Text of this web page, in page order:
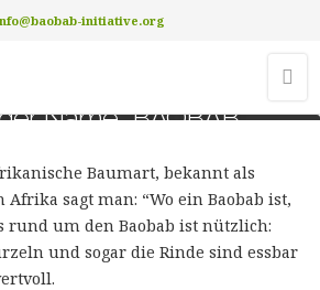
initiative.org
Name “BAOBAB”
Baumart, bekannt als
Afrika sagt man: “Wo ein Baobab ist,
rund um den Baobab ist nützlich:
und sogar die Rinde sind essbar